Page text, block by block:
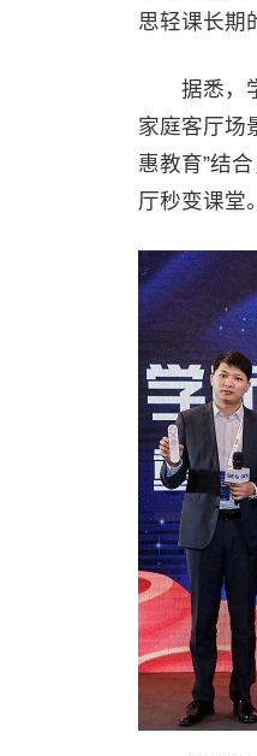
思轻课长期
据悉，学
家庭客厅场
惠教育”结
厅秒变课堂。